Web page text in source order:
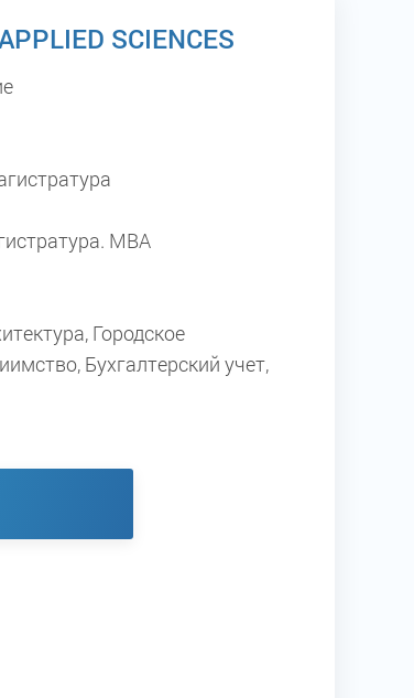
SCIENCES
МВА
Городское
Бухгалтерский учет,